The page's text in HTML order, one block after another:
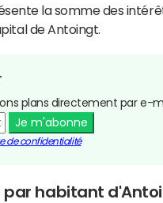
la somme des
de Antoingt.
plans directement par e-
Je m'abonne
de confidentialité
par habitant